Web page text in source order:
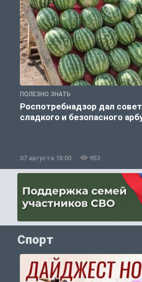
ПОЛЕЗНО ЗНАТЬ
Роспотребнадзор дал
сладкого и безопасного
07 августа 18:00 953
Спорт